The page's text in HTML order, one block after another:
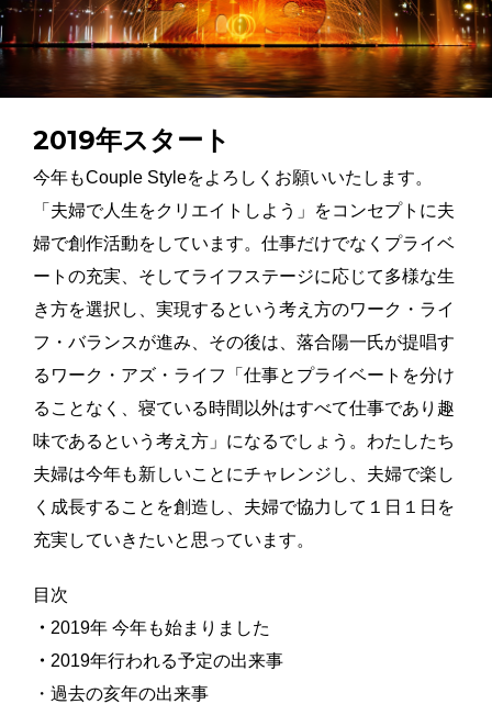
2019年スタート
今年もCouple Styleをよろしくお願いいたします。
「夫婦で人生をクリエイトしよう」をコンセプトに夫
婦で創作活動をしています。仕事だけでなくプライベ
ートの充実、そしてライフステージに応じて多様な生
き方を選択し、実現するという考え方のワーク・ライ
フ・バランスが進み、その後は、落合陽一氏が提唱す
るワーク・アズ・ライフ「仕事とプライベートを分け
ることなく、寝ている時間以外はすべて仕事であり趣
味であるという考え方」になるでしょう。わたしたち
夫婦は今年も新しいことにチャレンジし、夫婦で楽し
く成長することを創造し、夫婦で協力して１日１日を
充実していきたいと思っています。
目次
・ 2019年 今年も始まりました
・ 2019年行われる予定の出来事
・過去の亥年の出来事